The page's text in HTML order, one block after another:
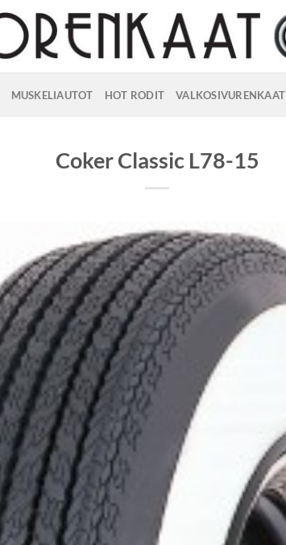
MUSKELIAUTOT HOT RODIT VALKOSIVURENKAAT
Coker Classic L78-15